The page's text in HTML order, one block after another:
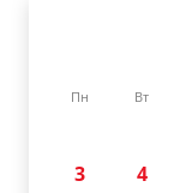
Пн Вт
3
4